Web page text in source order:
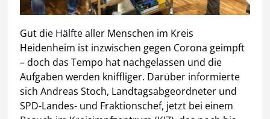
Gut die Hälfte aller Menschen im Kreis
Heidenheim ist inzwischen gegen Corona geimpft
– doch das Tempo hat nachgelassen und die
Aufgaben werden kniffliger. Darüber informierte
sich Andreas Stoch, Landtagsabgeordneter und
SPD-Landes- und Fraktionschef, jetzt bei einem